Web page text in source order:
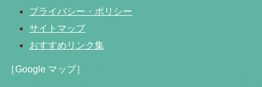
プライバシー・ポリシー
サイトマップ
おすすめリンク集
［Google マップ］